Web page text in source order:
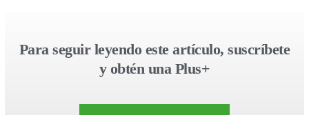
Para seguir leyendo este artículo, suscríbete
y obtén una Plus+